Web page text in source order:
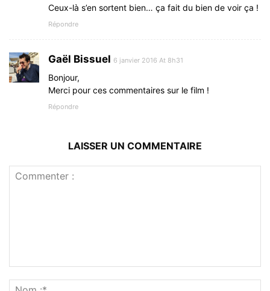
Ceux-là s’en sortent bien… ça fait du bien de voir ça !
Répondre
Gaël Bissuel 6 janvier 2016 At 8h31
Bonjour,
Merci pour ces commentaires sur le film !
Répondre
LAISSER UN COMMENTAIRE